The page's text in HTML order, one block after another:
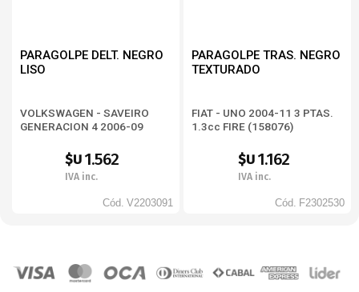
PARAGOLPE DELT. NEGRO
LISO
VOLKSWAGEN - SAVEIRO
GENERACION 4 2006-09
$U1.562
IVA inc.
Cód. V2203091
PARAGOLPE TRAS. NEGRO
TEXTURADO
FIAT - UNO 2004-11 3 PTAS.
1.3cc FIRE (158076)
$U 1.162
IVA inc.
Cód. F2302530